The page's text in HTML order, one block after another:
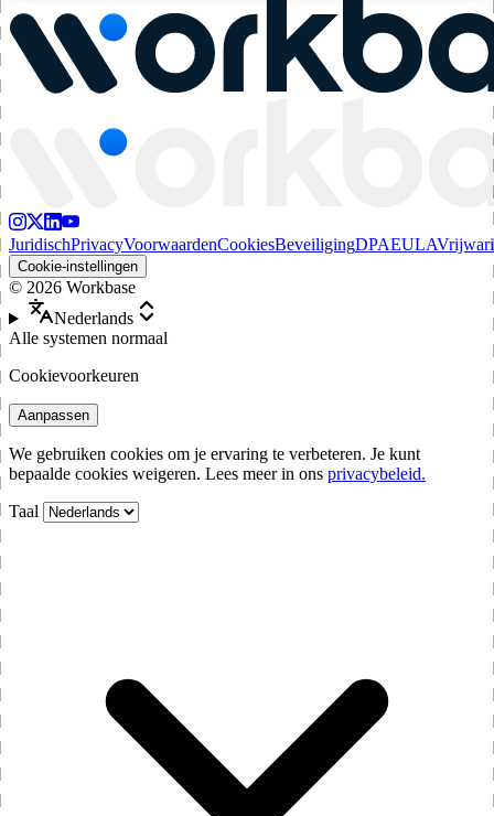
JuridischPrivacyVoorwaardenCookiesBeveiligingDPAEULA
Cookie-instellingen
© 2026 Workbase
Nederlands
Alle systemen normaal
Cookievoorkeuren
Aanpassen
We gebruiken cookies om je ervaring te verbeteren. Je kunt
bepaalde cookies weigeren. Lees meer in ons privacybeleid.
Taal